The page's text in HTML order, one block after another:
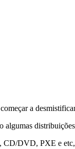
a
CD/DVD, PXE e